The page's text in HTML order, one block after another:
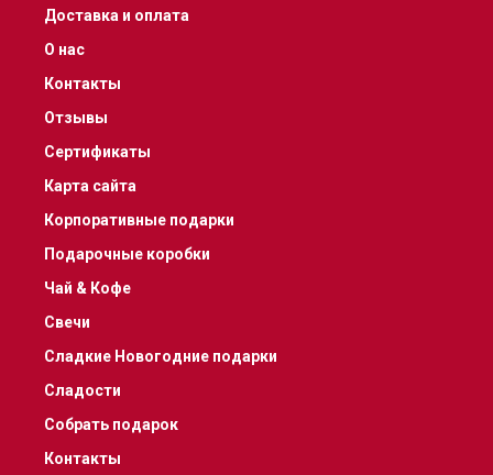
Доставка и оплата
О нас
Контакты
Отзывы
Сертификаты
Карта сайта
Корпоративные подарки
Подарочные коробки
Чай & Кофе
Свечи
Сладкие Новогодние подарки
Сладости
Собрать подарок
Контакты